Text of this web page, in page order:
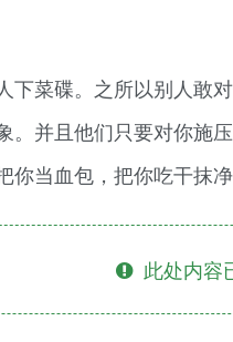
下菜碟。之所以别人敢
。并且他们只要对你施
当血包，把你吃干抹净
此处内容